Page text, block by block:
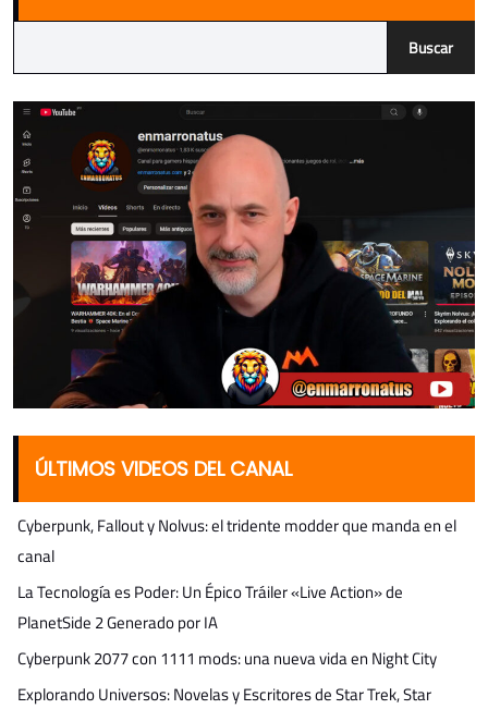
Buscar
ÚLTIMOS VIDEOS DEL CANAL
Cyberpunk, Fallout y Nolvus: el tridente modder que manda en el
canal
La Tecnología es Poder: Un Épico Tráiler «Live Action» de
PlanetSide 2 Generado por IA
Cyberpunk 2077 con 1111 mods: una nueva vida en Night City
Explorando Universos: Novelas y Escritores de Star Trek, Star